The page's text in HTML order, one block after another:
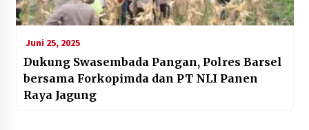
Juni 25, 2025
Dukung Swasembada Pangan, Polres Barsel
bersama Forkopimda dan PT NLI Panen
Raya Jagung